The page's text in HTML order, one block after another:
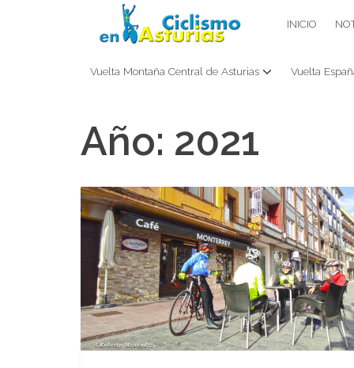
CICLISMO EN ASTURIAS INICIO
Vuelta Montaña Central de Asturias Vuelta
Año: 2021